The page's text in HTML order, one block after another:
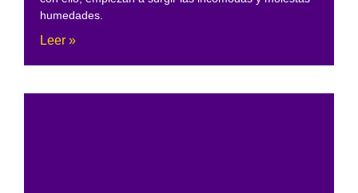
humedades.
Leer »